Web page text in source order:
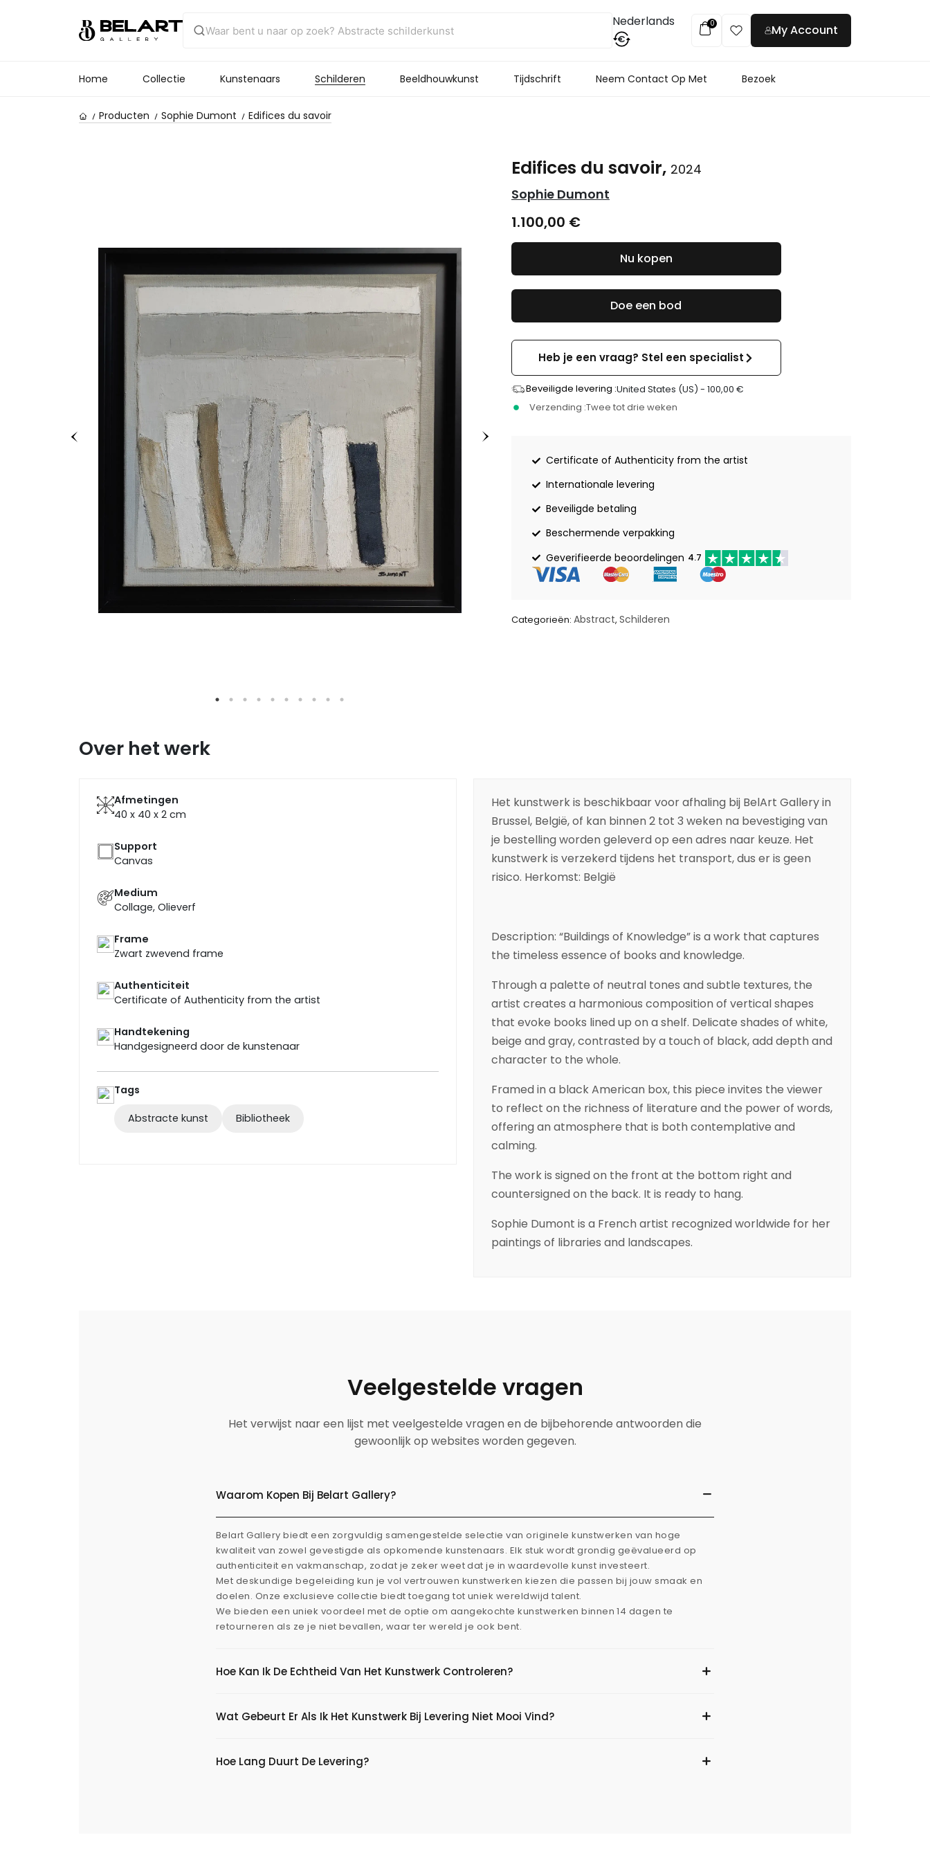
Nederlands
€
0 My Account
Home Collectie Kunstenaars Schilderen Beeldhouwkunst Tijdschrift Neem Contact Op Met Bezoek
Producten Sophie Dumont Edifices du savoir
Edifices du savoir, 2024
Sophie Dumont
1.100,00 €
Doe een bod
Heb je een vraag? Stel een specialist
Beveiligde levering :United States (US) -100,00€
Verzending :Twee tot drie weken
Certificate of Authenticity from the artist
Internationale levering
Beveiligde betaling
Beschermende verpakking
Geverifieerde beoordelingen 4.7
Categorieën: Abstract, Schilderen
Nu kopen
Over het werk
Afmetingen
40 x 40 x 2 cm
Support
Canvas
Medium
Collage, Olieverf
Frame
Zwart zwevend frame
Authenticiteit
Certificate of Authenticity from the artist
Handtekening
Handgesigneerd door de kunstenaar
Tags
Abstracte kunst Bibliotheek
Het kunstwerk is beschikbaar voor afhaling bij BelArt Gallery in
Brussel, België, of kan binnen 2 tot 3 weken na bevestiging van
je bestelling worden geleverd op een adres naar keuze. Het
kunstwerk is verzekerd tijdens het transport, dus er is geen
risico. Herkomst: België
Description: “Buildings of Knowledge” is a work that captures
the timeless essence of books and knowledge.
Through a palette of neutral tones and subtle textures, the
artist creates a harmonious composition of vertical shapes
that evoke books lined up on a shelf. Delicate shades of white,
beige and gray, contrasted by a touch of black, add depth and
character to the whole.
Framed in a black American box, this piece invites the viewer
to reflect on the richness of literature and the power of words,
offering an atmosphere that is both contemplative and
calming.
The work is signed on the front at the bottom right and
countersigned on the back. It is ready to hang.
Sophie Dumont is a French artist recognized worldwide for her
paintings of libraries and landscapes.
Veelgestelde vragen
Het verwijst naar een lijst met veelgestelde vragen en de bijbehorende antwoorden die
gewoonlijk op websites worden gegeven.
Waarom Kopen Bij Belart Gallery?
Belart Gallery biedt een zorgvuldig samengestelde selectie van originele kunstwerken van hoge
kwaliteit van zowel gevestigde als opkomende kunstenaars. Elk stuk wordt grondig geëvalueerd op
authenticiteit en vakmanschap, zodat je zeker weet dat je in waardevolle kunst investeert.
Met deskundige begeleiding kun je vol vertrouwen kunstwerken kiezen die passen bij jouw smaak en
doelen. Onze exclusieve collectie biedt toegang tot uniek wereldwijd talent.
We bieden een uniek voordeel met de optie om aangekochte kunstwerken binnen 14 dagen te
retourneren als ze je niet bevallen, waar ter wereld je ook bent.
Hoe Kan Ik De Echtheid Van Het Kunstwerk Controleren?
Wat Gebeurt Er Als Ik Het Kunstwerk Bij Levering Niet Mooi Vind?
Hoe Lang Duurt De Levering?